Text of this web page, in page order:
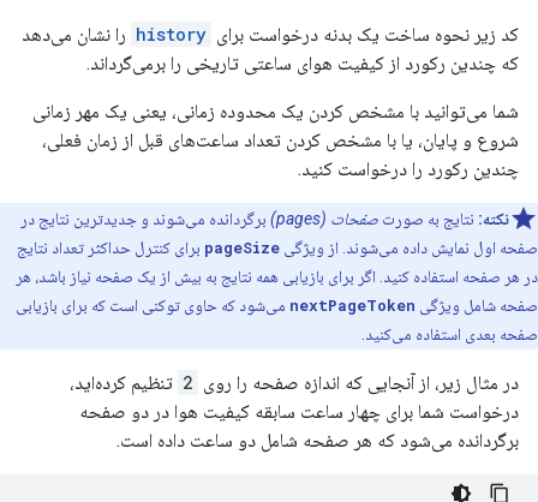
کد زیر نحوه ساخت یک بدنه درخواست برای history را نشان می‌دهد
که چندین رکورد از کیفیت هوای ساعتی تاریخی را برمی‌گرداند.
شما می‌توانید با مشخص کردن یک محدوده زمانی، یعنی یک مهر زمانی
شروع و پایان، یا با مشخص کردن تعداد ساعت‌های قبل از زمان فعلی،
چندین رکورد را درخواست کنید.
نکته: نتایج به صورت صفحات (pages)
برگردانده می‌شوند و جدیدترین نتایج در
صفحه اول نمایش داده می‌شوند. از ویژگی pageSize برای کنترل حداکثر تعداد نتایج
در هر صفحه استفاده کنید. اگر برای بازیابی همه نتایج به بیش از یک صفحه نیاز باشد، هر
صفحه شامل ویژگی nextPageToken می‌شود که حاوی توکنی است که برای بازیابی
صفحه بعدی استفاده می‌کنید.
در مثال زیر، از آنجایی که اندازه صفحه را روی 2 تنظیم کرده‌اید،
درخواست شما برای چهار ساعت سابقه کیفیت هوا در دو صفحه
برگردانده می‌شود که هر صفحه شامل دو ساعت داده است.